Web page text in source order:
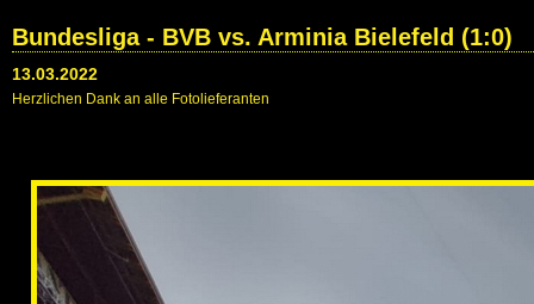
Bundesliga - BVB vs. Arminia Bielefeld (1:0)
13.03.2022
Herzlichen Dank an alle Fotolieferanten